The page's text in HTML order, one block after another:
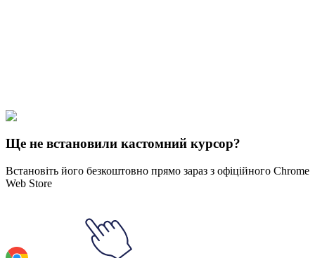
Пуг
Ще не встановили кастомний курсор?
Встановіть його безкоштовно прямо зараз з офіційного Chrome
Web Store